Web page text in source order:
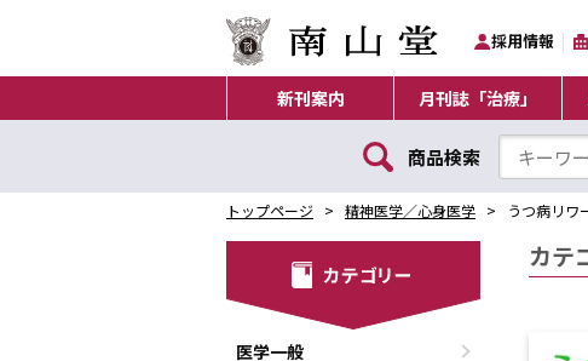
採用情報
新刊案内 月刊誌「治療」
商品検索
トップページ 精神医学／心身医学 うつ病リワ
医学一般
カテ